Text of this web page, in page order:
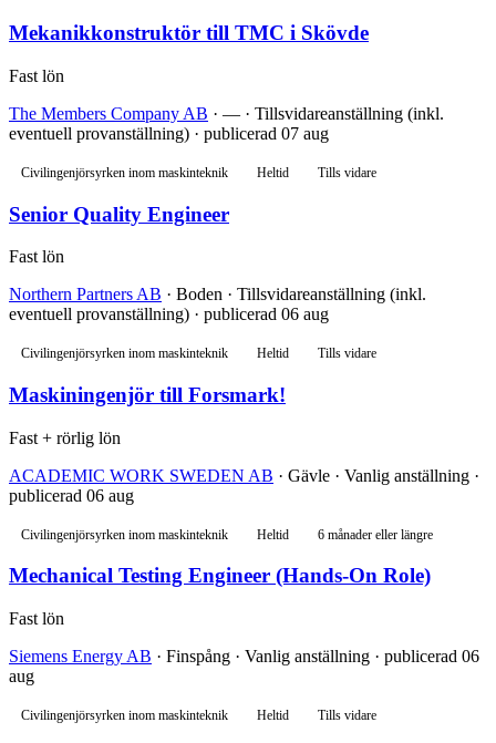
Mekanikkonstruktör till TMC i Skövde
Fast lön
The Members Company AB · — · Tillsvidareanställning (inkl.
eventuell provanställning) · publicerad 07 aug
Civilingenjörsyrken inom maskinteknik Heltid Tills vidare
Senior Quality Engineer
Fast lön
Northern Partners AB · Boden · Tillsvidareanställning (inkl.
eventuell provanställning) · publicerad 06 aug
Civilingenjörsyrken inom maskinteknik Heltid Tills vidare
Maskiningenjör till Forsmark!
Fast + rörlig lön
ACADEMIC WORK SWEDEN AB · Gävle · Vanlig anställning ·
publicerad 06 aug
Civilingenjörsyrken inom maskinteknik Heltid 6 månader eller längre
Mechanical Testing Engineer (Hands-On Role)
Fast lön
Siemens Energy AB · Finspång · Vanlig anställning · publicerad 06
aug
Civilingenjörsyrken inom maskinteknik Heltid Tills vidare